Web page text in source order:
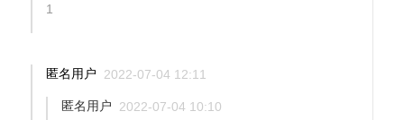
1
匿名用户 2022-07-04 12:11
匿名用户 2022-07-04 10:10